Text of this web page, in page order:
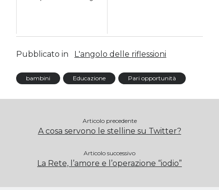
Pubblicato in L'angolo delle riflessioni
bambini Educazione Pari opportunità
Articolo precedente
A cosa servono le stelline su Twitter?
Articolo successivo
La Rete, l’amore e l’operazione “iodio”